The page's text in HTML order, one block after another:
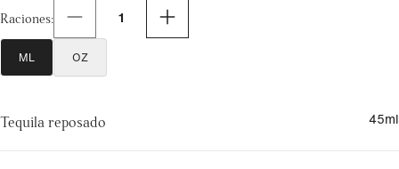
ML OZ
Raciones: 1
Tequila reposado 45ml